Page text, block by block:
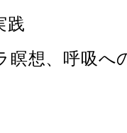
践
瞑想、呼吸へ